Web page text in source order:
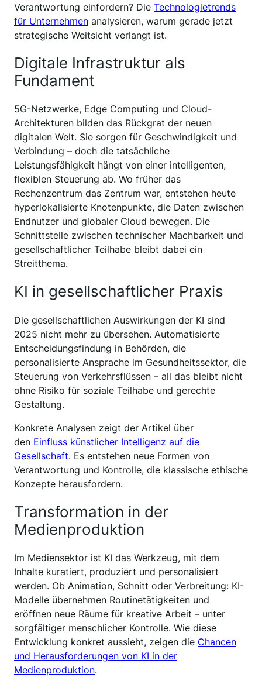
Verantwortung einfordern? Die Technologietrends
für Unternehmen analysieren, warum gerade jetzt
strategische Weitsicht verlangt ist.
Digitale Infrastruktur als
Fundament
5G-Netzwerke, Edge Computing und Cloud-
Architekturen bilden das Rückgrat der neuen
digitalen Welt. Sie sorgen für Geschwindigkeit und
Verbindung – doch die tatsächliche
Leistungsfähigkeit hängt von einer intelligenten,
flexiblen Steuerung ab. Wo früher das
Rechenzentrum das Zentrum war, entstehen heute
hyperlokalisierte Knotenpunkte, die Daten zwischen
Endnutzer und globaler Cloud bewegen. Die
Schnittstelle zwischen technischer Machbarkeit und
gesellschaftlicher Teilhabe bleibt dabei ein
Streitthema.
KI in gesellschaftlicher Praxis
Die gesellschaftlichen Auswirkungen der KI sind
2025 nicht mehr zu übersehen. Automatisierte
Entscheidungsfindung in Behörden, die
personalisierte Ansprache im Gesundheitssektor, die
Steuerung von Verkehrsflüssen – all das bleibt nicht
ohne Risiko für soziale Teilhabe und gerechte
Gestaltung.
Konkrete Analysen zeigt der Artikel über
den Einfluss künstlicher Intelligenz auf die
Gesellschaft. Es entstehen neue Formen von
Verantwortung und Kontrolle, die klassische ethische
Konzepte herausfordern.
Transformation in der
Medienproduktion
Im Mediensektor ist KI das Werkzeug, mit dem
Inhalte kuratiert, produziert und personalisiert
werden. Ob Animation, Schnitt oder Verbreitung: KI-
Modelle übernehmen Routinetätigkeiten und
eröffnen neue Räume für kreative Arbeit – unter
sorgfältiger menschlicher Kontrolle. Wie diese
Entwicklung konkret aussieht, zeigen die Chancen
und Herausforderungen von KI in der
Medienproduktion.